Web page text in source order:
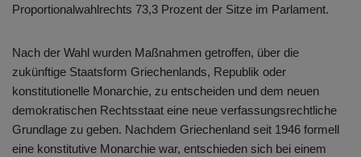
Proportionalwahlrechts 73,3 Prozent der Sitze im Parlament.
Nach der Wahl wurden Maßnahmen getroffen, über die
zukünftige Staatsform Griechenlands, Republik oder
konstitutionelle Monarchie, zu entscheiden und dem neuen
demokratischen Rechtsstaat eine neue verfassungsrechtliche
Grundlage zu geben. Nachdem Griechenland seit 1946 formell
eine konstitutive Monarchie war, entschieden sich bei einem